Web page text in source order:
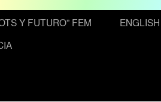
Y FUTURO” FEM
ENGLISH